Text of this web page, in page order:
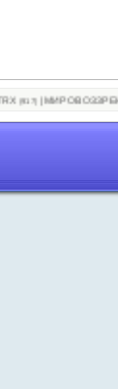
(917)|